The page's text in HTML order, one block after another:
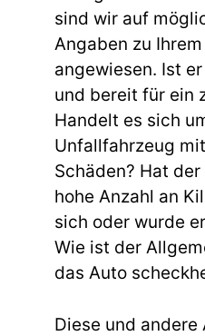
sind wir auf
Angaben zu
angewiesen. Ist
und bereit für ein
Handelt es sich
Unfallfahrzeug
Schäden? Hat
hohe Anzahl an
sich oder wurde
Wie ist der
das Auto
Diese und andere